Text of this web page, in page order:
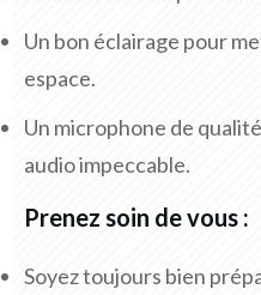
Un bon éclairage pour
espace.
Un microphone de
audio impeccable.
Prenez soin de vous :
Soyez toujours bien